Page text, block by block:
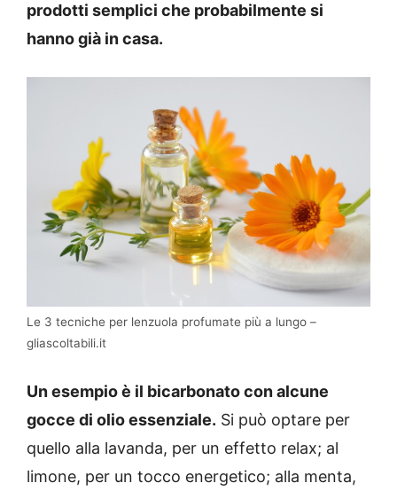
prodotti semplici che probabilmente si
hanno già in casa.
Le 3 tecniche per lenzuola profumate più a lungo –
gliascoltabili.it
Un esempio è il bicarbonato con alcune
gocce di olio essenziale. Si può optare per
quello alla lavanda, per un effetto relax; al
limone, per un tocco energetico; alla menta,